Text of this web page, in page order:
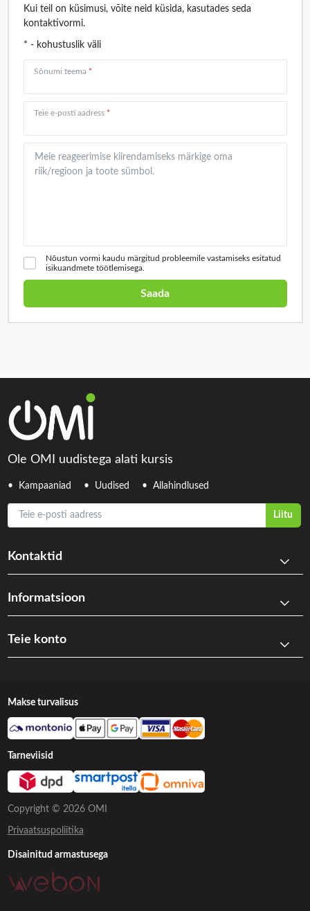
Kui teil on küsimusi, võite neid küsida, kasutades seda
kontaktivormi.
* - kohustuslik väli
Sõnumi teema *
Teie e-posti aadress *
Nõustun vormi kaudu märgitud probleemile vastamiseks esitatud
isikuandmete töötlemisega.
Saada
Ole OMI uudistega alati kursis
Kampaaniad Uudised Allahindlused
Teie e-posti aadress
Liitu
Kontaktid
Informatsioon
Teie konto
Copyright © 2026 OMI
Privaatsuspoliitika
Makse turvalisus
Tarneviisid
Disainitud armastusega